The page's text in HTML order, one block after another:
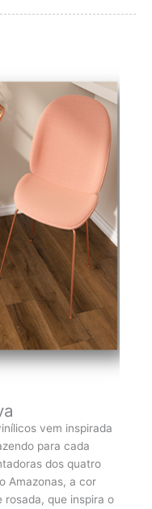
vem inspirada
para cada
dos quatro
Amazonas, a cor
rosada, que inspira o